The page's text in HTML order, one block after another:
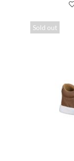
Sold out